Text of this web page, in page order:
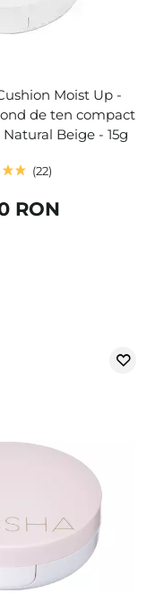
Moist Up -
de ten compact
Beige - 15g
22
RON